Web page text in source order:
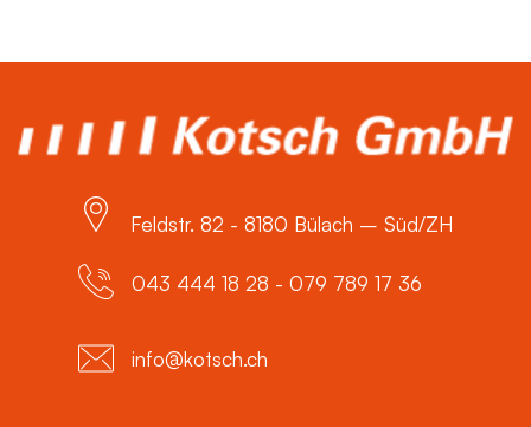
Feldstr. 82 - 8180 Bülach – Süd/ZH
043 444 18 28 - 079 789 17 36
info@kotsch.ch